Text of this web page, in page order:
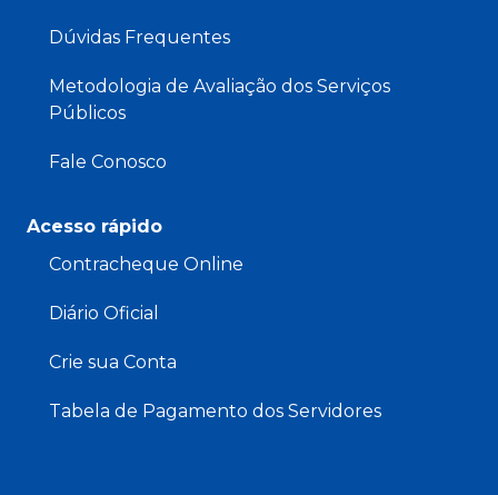
Dúvidas Frequentes
Metodologia de Avaliação dos Serviços
Públicos
Fale Conosco
Acesso rápido
Contracheque Online
Diário Oficial
Crie sua Conta
Tabela de Pagamento dos Servidores